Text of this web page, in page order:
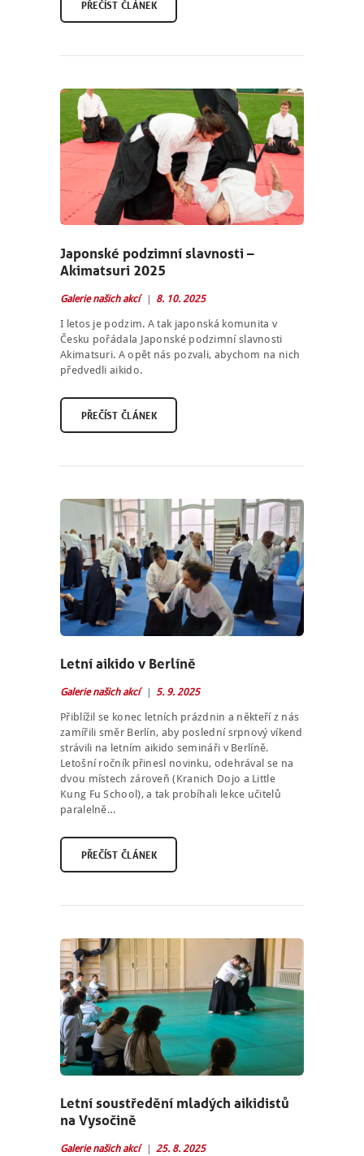
SEMINÁŘE
PRO FIRMY
NÁŠ BLOG
KONTAKT
ENGLISH
PŘEČÍST ČLÁNEK
Japonské podzimní slavnosti –
Akimatsuri 2025
Galerie našich akcí 8. 10. 2025
I letos je podzim. A tak japonská komunita v
Česku pořádala Japonské podzimní slavnosti
Akimatsuri. A opět nás pozvali, abychom na nich
předvedli aikido.
PŘEČÍST ČLÁNEK
Letní aikido v Berlíně
Galerie našich akcí 5. 9. 2025
Přiblížil se konec letních prázdnin a někteří z nás
zamířili směr Berlín, aby poslední srpnový víkend
strávili na letním aikido semináři v Berlíně.
Letošní ročník přinesl novinku, odehrával se na
dvou místech zároveň (Kranich Dojo a Little
Kung Fu School), a tak probíhali lekce učitelů
paralelně…
PŘEČÍST ČLÁNEK
Letní soustředění mladých aikidistů
na Vysočině
Galerie našich akcí 25. 8. 2025